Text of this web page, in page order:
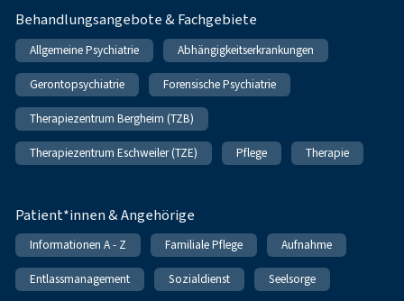
Behandlungsangebote & Fachgebiete
Allgemeine Psychiatrie Abhängigkeitserkrankungen
Gerontopsychiatrie Forensische Psychiatrie
Therapiezentrum Bergheim (TZB)
Therapiezentrum Eschweiler (TZE) Pflege Therapie
Patient*innen & Angehörige
Informationen A - Z Familiale Pflege Aufnahme
Entlassmanagement Sozialdienst Seelsorge